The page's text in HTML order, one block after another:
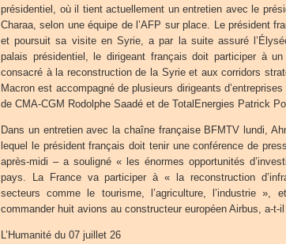
présidentiel, où il tient actuellement un entretien avec le
Charaa, selon une équipe de l’AFP sur place. Le président
et poursuit sa visite en Syrie, a par la suite assuré
palais présidentiel, le dirigeant français doit participer à
consacré à la reconstruction de la Syrie et aux corridors
Macron est accompagné de plusieurs dirigeants
de CMA-CGM Rodolphe Saadé et de TotalEnergies Patrick
Dans un entretien avec la chaîne française BFMTV lundi,
lequel le président français doit tenir une conférence de
après-midi – a souligné « les énormes opportunités
pays. La France va participer à « la reconstruction
secteurs comme le tourisme, l’agriculture, l’industrie »,
commander huit avions au constructeur européen Airbus, a-t-il
L’Humanité du 07 juillet 26